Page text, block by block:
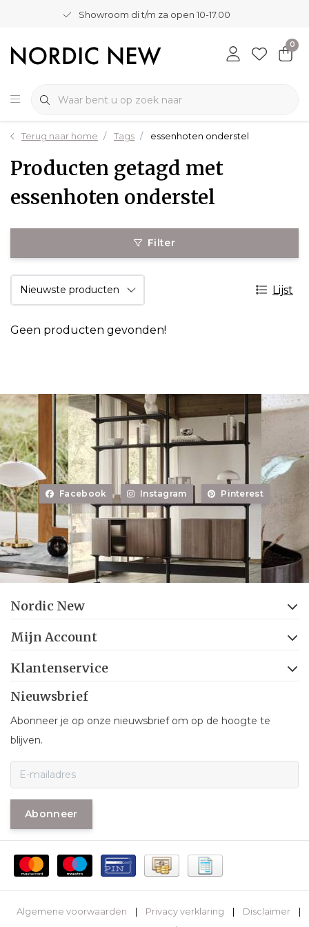
Showroom di t/m za open 10-17.00
0
Terug naar home Tags essenhoten onderstel
Producten getagd met
essenhoten onderstel
Filter
Lijst
Geen producten gevonden!
Facebook Instagram Pinterest
Nordic New
Mijn Account
Klantenservice
Nieuwsbrief
Abonneer je op onze nieuwsbrief om op de hoogte te
blijven.
Abonneer
Algemene voorwaarden Privacy verklaring Disclaimer